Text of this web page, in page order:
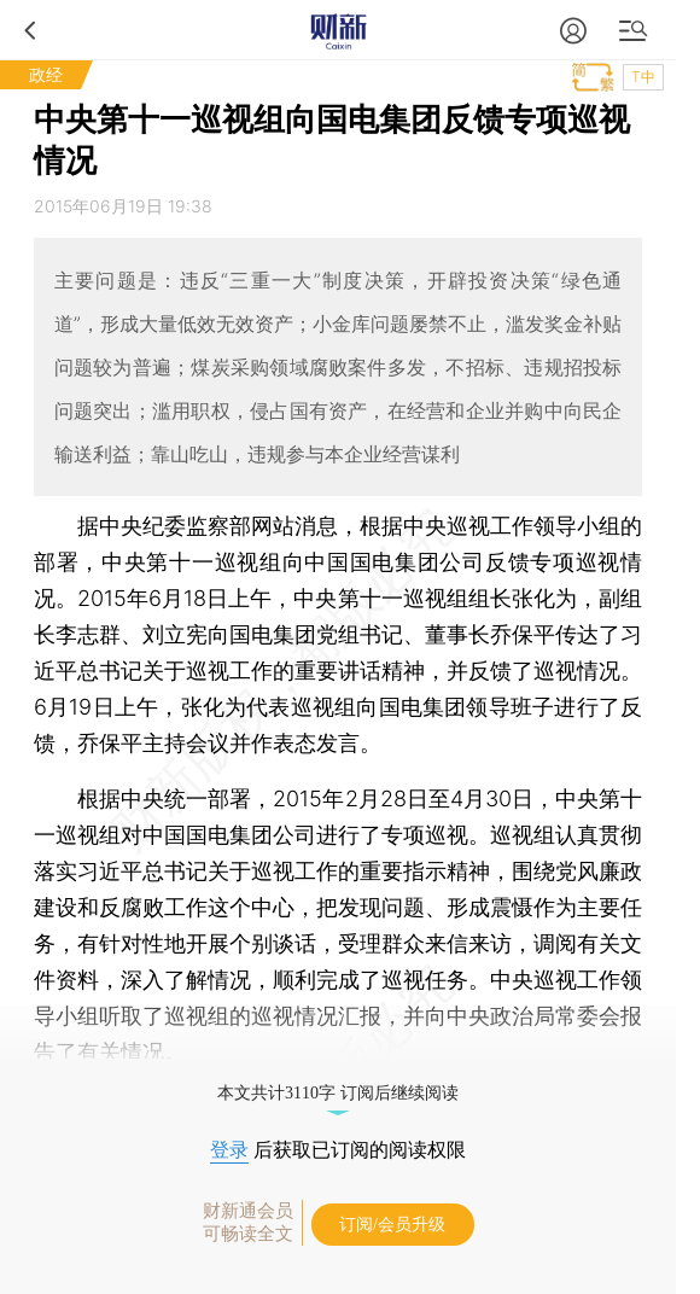
政经 T中
中央第十一巡视组向国电集团反馈专项巡视
情况
2015年06月19日 19:38
主要问题是：违反“三重一大”制度决策，开辟投资决策“绿色通
道”，形成大量低效无效资产；小金库问题屡禁不止，滥发奖金补贴
问题较为普遍；煤炭采购领域腐败案件多发，不招标、违规招投标
问题突出；滥用职权，侵占国有资产，在经营和企业并购中向民企
输送利益；靠山吃山，违规参与本企业经营谋利
据中央纪委监察部网站消息，根据中央巡视工作领导小组的
部署，中央第十一巡视组向中国国电集团公司反馈专项巡视情
况。2015年6月18日上午，中央第十一巡视组组长张化为，副组
长李志群、刘立宪向国电集团党组书记、董事长乔保平传达了习
近平总书记关于巡视工作的重要讲话精神，并反馈了巡视情况。
6月19日上午，张化为代表巡视组向国电集团领导班子进行了反
馈，乔保平主持会议并作表态发言。
根据中央统一部署，2015年2月28日至4月30日，中央第十
一巡视组对中国国电集团公司进行了专项巡视。巡视组认真贯彻
落实习近平总书记关于巡视工作的重要指示精神，围绕党风廉政
建设和反腐败工作这个中心，把发现问题、形成震慑作为主要任
务，有针对性地开展个别谈话，受理群众来信来访，调阅有关文
件资料，深入了解情况，顺利完成了巡视任务。中央巡视工作领
导小组听取了巡视组的巡视情况汇报，并向中央政治局常委会报
告了有关情况。
本文共计3110字 订阅后继续阅读
登录 后获取已订阅的阅读权限
财新通会员
可畅读全文
订阅/会员升级